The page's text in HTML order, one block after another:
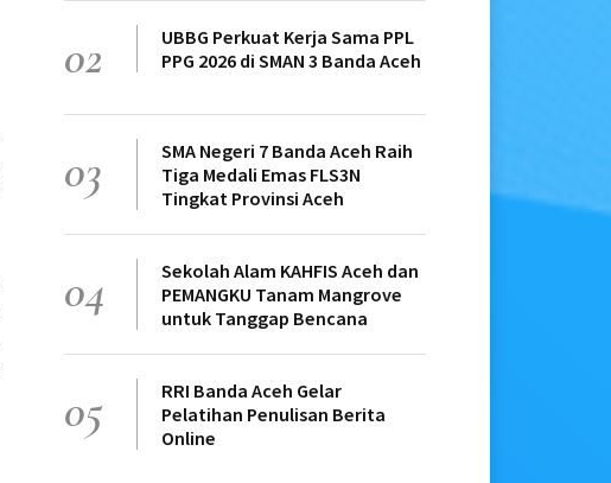
02
UBBG Perkuat Kerja Sama PPL
PPG 2026 di SMAN 3 Banda Aceh
03
SMA Negeri 7 Banda Aceh Raih
Tiga Medali Emas FLS3N
Tingkat Provinsi Aceh
04
Sekolah Alam KAHFIS Aceh dan
PEMANGKU Tanam Mangrove
untuk Tanggap Bencana
05
RRI Banda Aceh Gelar
Pelatihan Penulisan Berita
Online